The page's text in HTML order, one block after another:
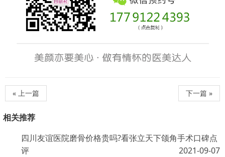
« 上一篇 下一篇 »
相关推荐
四川友谊医院磨骨价格贵吗?看张立天下颌角手术口碑点
评
2021-09-07